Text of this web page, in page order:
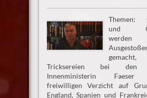
Themen:
und
gemacht,
Tricksereien bei den
Innenministerin Faeser
freiwilligen Verzicht auf
England, Spanien und